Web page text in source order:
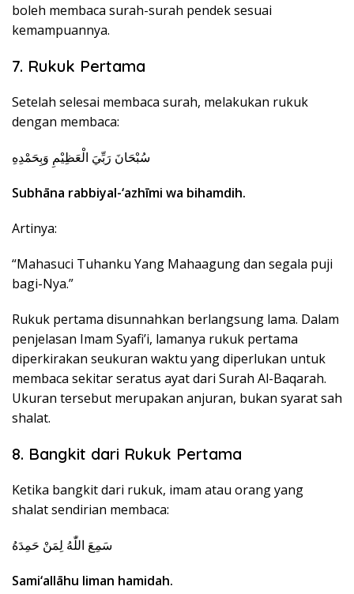
boleh membaca surah-surah pendek sesuai
kemampuannya.
7. Rukuk Pertama
Setelah selesai membaca surah, melakukan rukuk
dengan membaca:
سُبْحَانَ رَبِّيَ الْعَظِيْمِ وَبِحَمْدِهِ
Subhāna rabbiyal-‘azhīmi wa bihamdih.
Artinya:
“Mahasuci Tuhanku Yang Mahaagung dan segala puji
bagi-Nya.”
Rukuk pertama disunnahkan berlangsung lama. Dalam
penjelasan Imam Syafi’i, lamanya rukuk pertama
diperkirakan seukuran waktu yang diperlukan untuk
membaca sekitar seratus ayat dari Surah Al-Baqarah.
Ukuran tersebut merupakan anjuran, bukan syarat sah
shalat.
8. Bangkit dari Rukuk Pertama
Ketika bangkit dari rukuk, imam atau orang yang
shalat sendirian membaca:
سَمِعَ اللّٰهُ لِمَنْ حَمِدَهُ
Sami‘allāhu liman hamidah.